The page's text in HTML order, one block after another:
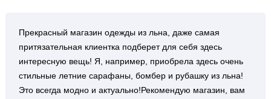
Прекрасный магазин одежды из льна, даже самая
притязательная клиентка подберет для себя здесь
интересную вещь! Я, например, приобрела здесь очень
стильные летние сарафаны, бомбер и рубашку из льна!
Это всегда модно и актуально!Рекомендую магазин, вам